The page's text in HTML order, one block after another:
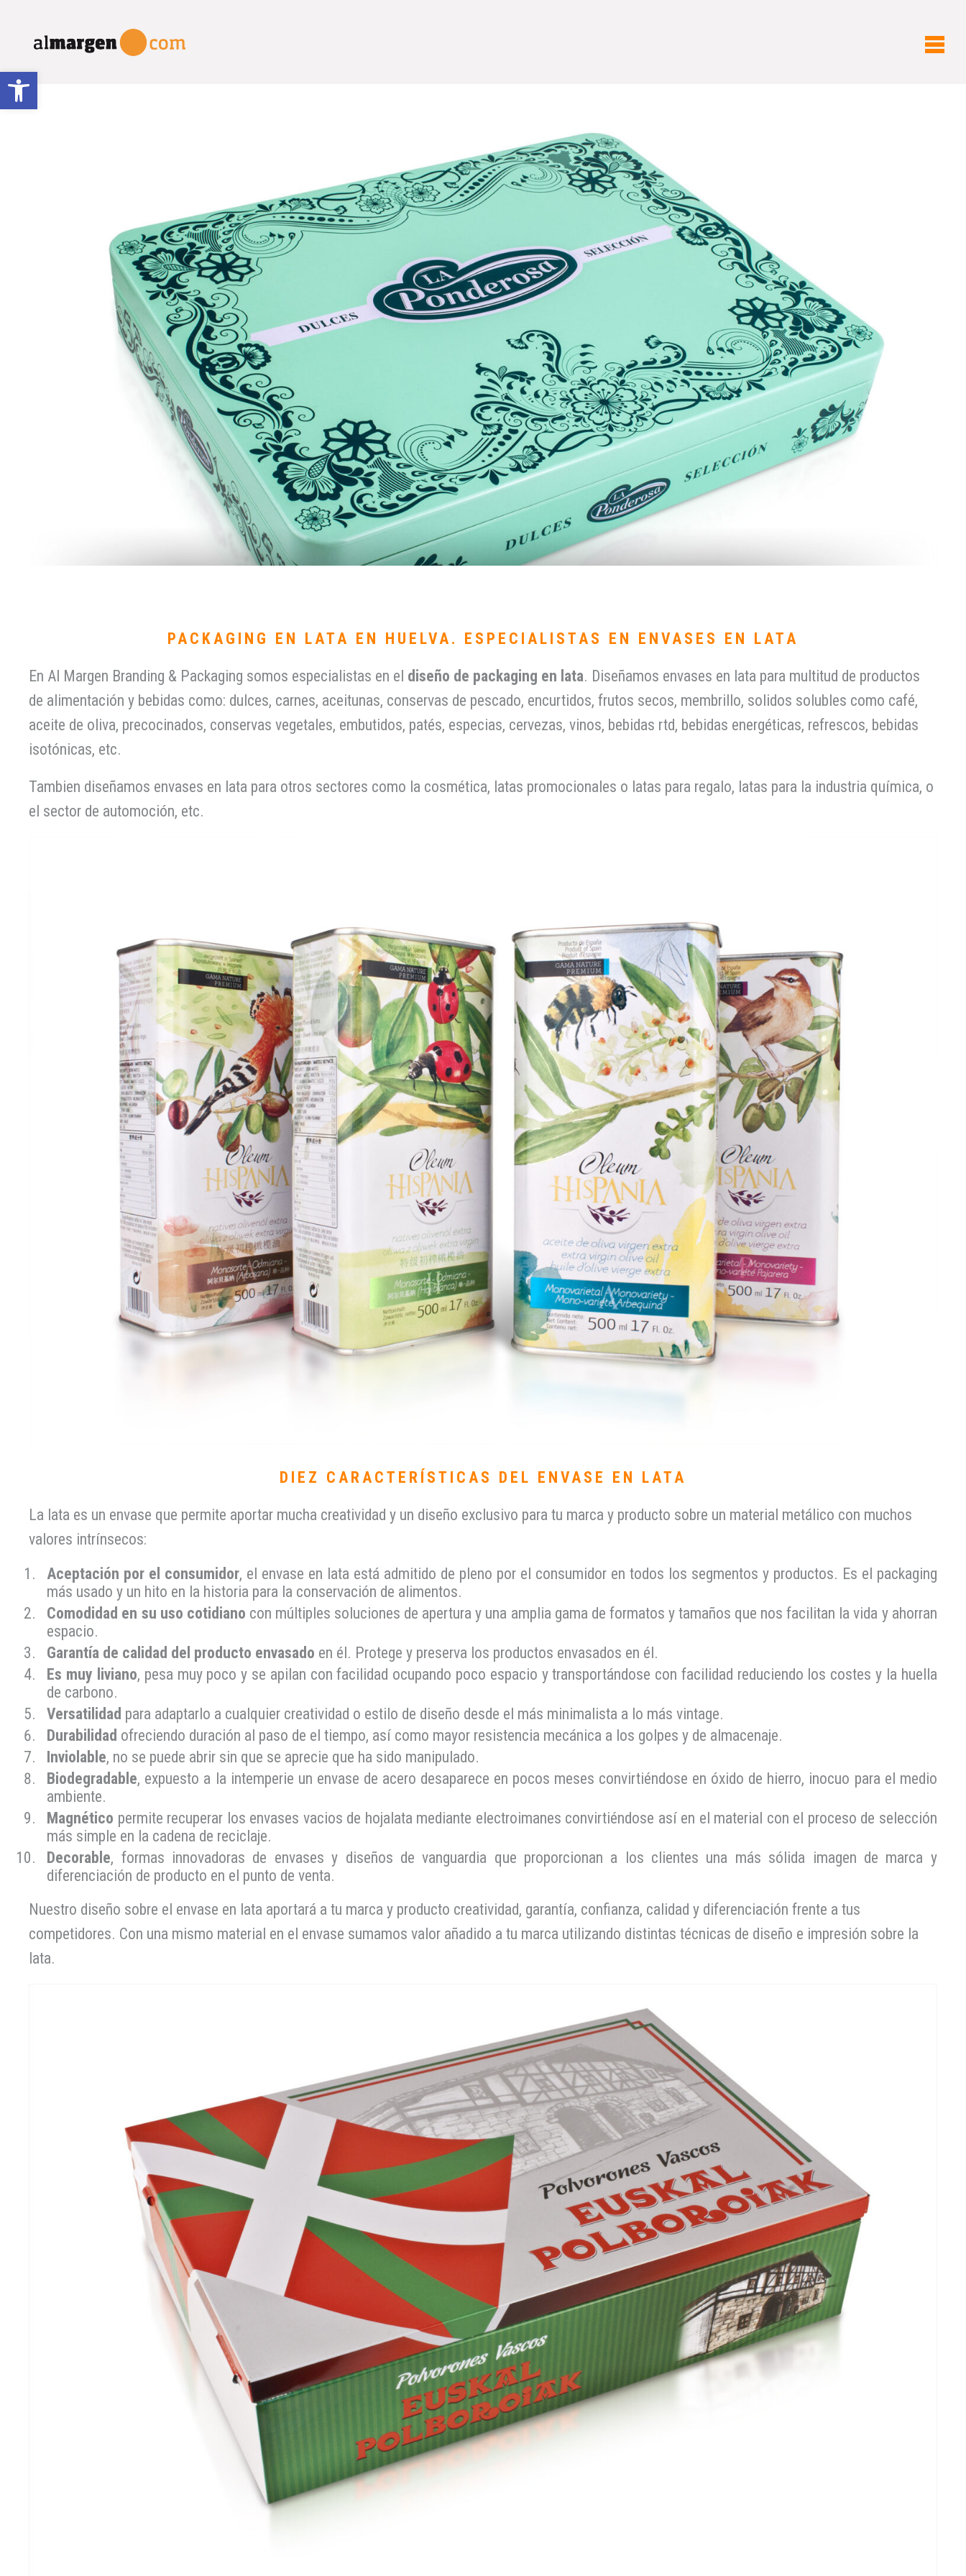
Abrir barra de herramientas
PACKAGING EN LATA EN HUELVA. ESPECIALISTAS EN ENVASES EN LATA
En Al Margen Branding & Packaging somos especialistas en el diseño de packaging en lata. Diseñamos envases en lata para multitud de productos
de alimentación y bebidas como: dulces, carnes, aceitunas, conservas de pescado, encurtidos, frutos secos, membrillo, solidos solubles como café,
aceite de oliva, precocinados, conservas vegetales, embutidos, patés, especias, cervezas, vinos, bebidas rtd, bebidas energéticas, refrescos, bebidas
isotónicas, etc.
Tambien diseñamos envases en lata para otros sectores como la cosmética, latas promocionales o latas para regalo, latas para la industria química, o
el sector de automoción, etc.
DIEZ CARACTERÍSTICAS DEL ENVASE EN LATA
La lata es un envase que permite aportar mucha creatividad y un diseño exclusivo para tu marca y producto sobre un material metálico con muchos
valores intrínsecos:
Aceptación por el consumidor, el envase en lata está admitido de pleno por el consumidor en todos los segmentos y productos. Es el packaging
más usado y un hito en la historia para la conservación de alimentos.
Comodidad en su uso cotidiano con múltiples soluciones de apertura y una amplia gama de formatos y tamaños que nos facilitan la vida y ahorran
espacio.
Garantía de calidad del producto envasado en él. Protege y preserva los productos envasados en él.
Es muy liviano, pesa muy poco y se apilan con facilidad ocupando poco espacio y transportándose con facilidad reduciendo los costes y la huella
de carbono.
Versatilidad para adaptarlo a cualquier creatividad o estilo de diseño desde el más minimalista a lo más vintage.
Durabilidad ofreciendo duración al paso de el tiempo, así como mayor resistencia mecánica a los golpes y de almacenaje.
Inviolable, no se puede abrir sin que se aprecie que ha sido manipulado.
Biodegradable, expuesto a la intemperie un envase de acero desaparece en pocos meses convirtiéndose en óxido de hierro, inocuo para el medio
ambiente.
Magnético permite recuperar los envases vacios de hojalata mediante electroimanes convirtiéndose así en el material con el proceso de selección
más simple en la cadena de reciclaje.
Decorable, formas innovadoras de envases y diseños de vanguardia que proporcionan a los clientes una más sólida imagen de marca y
diferenciación de producto en el punto de venta.
Nuestro diseño sobre el envase en lata aportará a tu marca y producto creatividad, garantía, confianza, calidad y diferenciación frente a tus
competidores. Con una mismo material en el envase sumamos valor añadido a tu marca utilizando distintas técnicas de diseño e impresión sobre la
lata.